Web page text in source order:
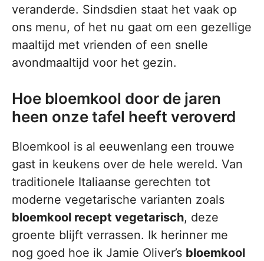
veranderde. Sindsdien staat het vaak op
ons menu, of het nu gaat om een gezellige
maaltijd met vrienden of een snelle
avondmaaltijd voor het gezin.
Hoe bloemkool door de jaren
heen onze tafel heeft veroverd
Bloemkool is al eeuwenlang een trouwe
gast in keukens over de hele wereld. Van
traditionele Italiaanse gerechten tot
moderne vegetarische varianten zoals
bloemkool recept vegetarisch, deze
groente blijft verrassen. Ik herinner me
nog goed hoe ik Jamie Oliver’s bloemkool